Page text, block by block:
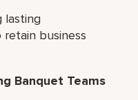
lasting
business
Banquet Teams